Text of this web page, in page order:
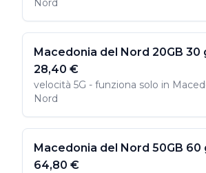
Nord
Macedonia del Nord 20GB 30
28,40 €
velocità 5G - funziona solo in
Nord
Macedonia del Nord 50GB 60
64,80 €